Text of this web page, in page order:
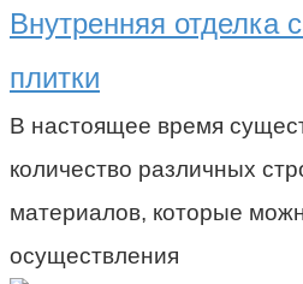
Внутренняя отделка
плитки
В настоящее время
количество различных
материалов, которые
осуществления